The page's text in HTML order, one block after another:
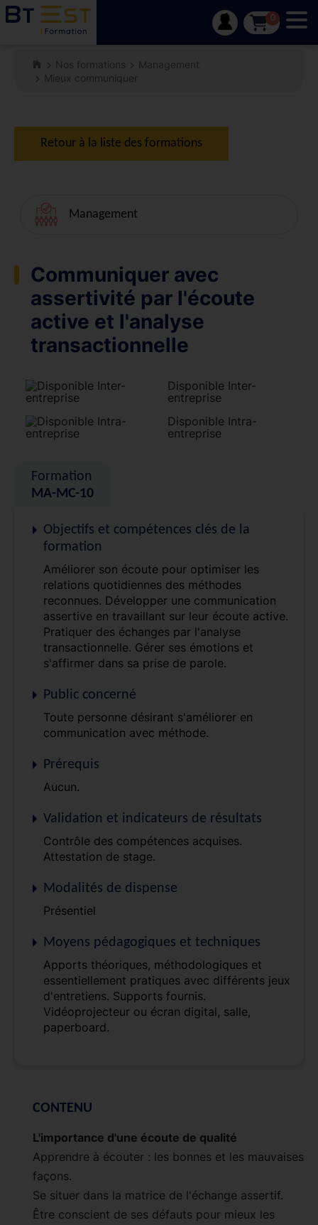
0
Nos formations
Management
Mieux communiquer
Retour à la liste des formations
Management
Communiquer avec
assertivité par l'écoute
active et l'analyse
transactionnelle
Disponible Inter-
entreprise
Disponible Intra-
entreprise
Formation
MA-MC-10
Objectifs et compétences clés de la
formation
Améliorer son écoute pour optimiser les
relations quotidiennes des méthodes
reconnues. Développer une communication
assertive en travaillant sur leur écoute active.
Pratiquer des échanges par l'analyse
transactionnelle. Gérer ses émotions et
s'affirmer dans sa prise de parole.
Public concerné
Toute personne désirant s'améliorer en
communication avec méthode.
Prérequis
Aucun.
Validation et indicateurs de résultats
Contrôle des compétences acquises.
Attestation de stage.
Modalités de dispense
Présentiel
Moyens pédagogiques et techniques
Apports théoriques, méthodologiques et
essentiellement pratiques avec différents jeux
d'entretiens. Supports fournis.
Vidéoprojecteur ou écran digital, salle,
paperboard.
CONTENU
L'importance d'une écoute de qualité
Apprendre à écouter : les bonnes et les mauvaises
façons.
Se situer dans la matrice de l'échange assertif.
Être conscient de ses défauts pour mieux les